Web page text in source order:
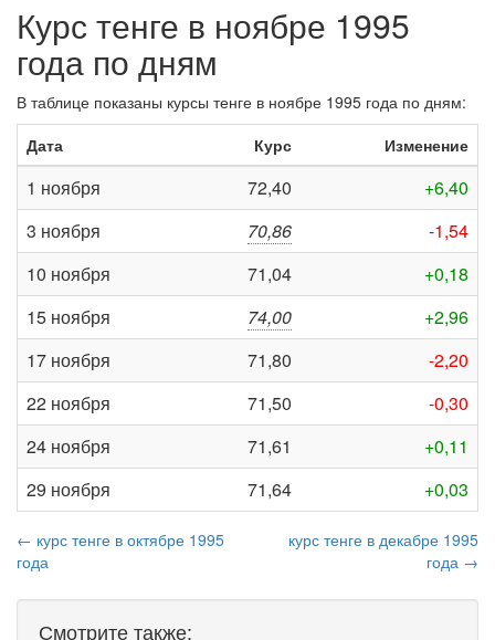
Курс тенге в ноябре 1995
года по дням
В таблице показаны курсы тенге в ноябре 1995 года по дням:
Дата
Курс Изменение
1 ноября 72,40
+6,40
3 ноября
70,86
-1,54
10 ноября
71,04
+0,18
15 ноября
74,00
+2,96
17 ноября
71,80
-2,20
22 ноября
71,50
-0,30
24 ноября
71,61
+0,11
29 ноября
71,64 +0,03
← курс тенге в октябре 1995
года
курс тенге в декабре 1995
года →
Смотрите также: